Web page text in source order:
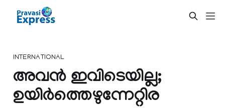
INTERNATIONAL
അവന്‍ ഇവിടെയില്ല;
ഉയിര്‍ത്തെഴുന്നേറ്റിര